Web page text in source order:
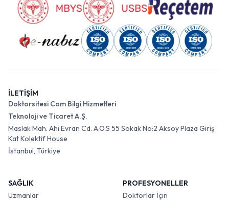
İLETİŞİM
Doktorsitesi Com Bilgi Hizmetleri
Teknoloji ve Ticaret A.Ş.
Maslak Mah. Ahi Evran Cd. A.O.S 55 Sokak No:2 Aksoy Plaza Giriş
Kat Kolektif House
İstanbul, Türkiye
SAĞLIK
Uzmanlar
PROFESYONELLER
Doktorlar İçin